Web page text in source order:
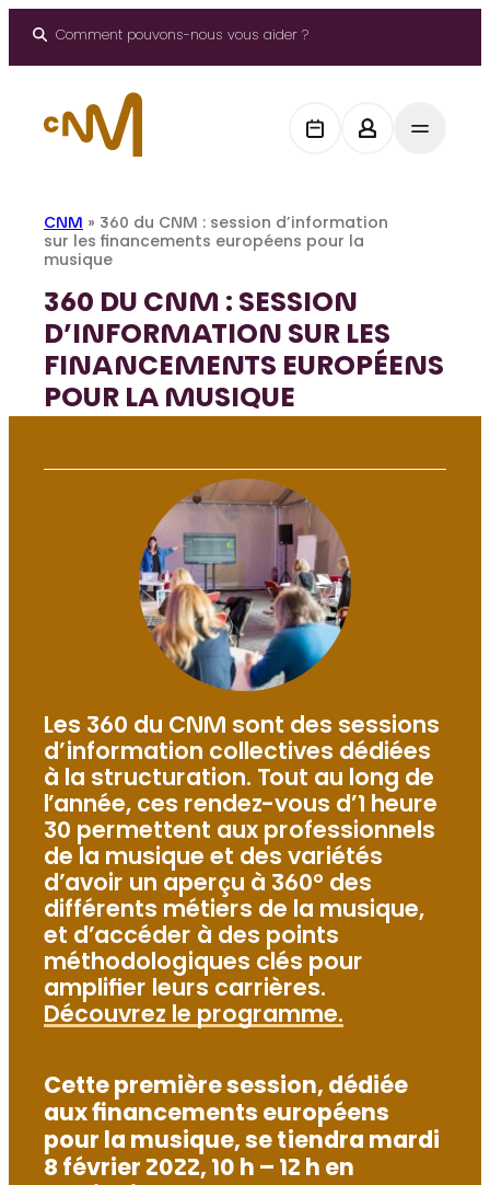
Comment pouvons-nous vous aider ?
CNM » 360 du CNM : session d’information
sur les financements européens pour la
musique
360 DU CNM : SESSION
D’INFORMATION SUR LES
FINANCEMENTS EUROPÉENS
POUR LA MUSIQUE
Les 360 du CNM sont des sessions
d’information collectives dédiées
à la structuration. Tout au long de
l’année, ces rendez-vous d’1 heure
30 permettent aux professionnels
de la musique et des variétés
d’avoir un aperçu à 360° des
différents métiers de la musique,
et d’accéder à des points
méthodologiques clés pour
amplifier leurs carrières.
Découvrez le programme.
Cette première session, dédiée
aux financements européens
pour la musique, se tiendra mardi
8 février 2022, 10 h – 12 h en